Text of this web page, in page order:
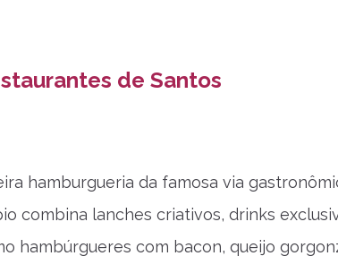
de Santos
hamburgueria da famosa via
combina lanches criativos, drinks
hambúrgueres com bacon, queijo